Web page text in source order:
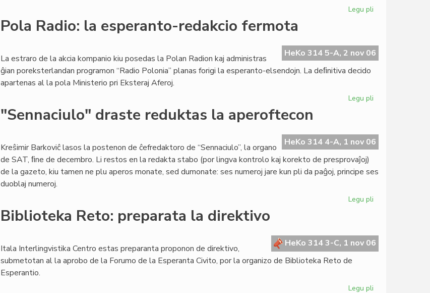
Legu pli
inaŭgura
sesio
Pola Radio: la esperanto-redakcio fermota
HeKo 314 5-A, 2 nov 06
La estraro de la akcia kompanio kiu posedas la Polan Radion kaj administras
ĝian poreksterlandan programon “Radio Polonia” planas forigi la esperanto-elsendojn. La deﬁnitiva decido
apartenas al la pola Ministerio pri Eksteraj Aferoj.
Legu pli
esperanto-
redakcio
"Sennaciulo" draste reduktas la aperoftecon
HeKo 314 4-A, 1 nov 06
Kreŝimir Barkoviĉ lasos la postenon de ĉefredaktoro de “Sennaciulo”, la organo
de SAT, ﬁne de decembro. Li restos en la redakta stabo (por lingva kontrolo kaj korekto de presprovaĵoj)
de la gazeto, kiu tamen ne plu aperos monate, sed dumonate: ses numeroj jare kun pli da paĝoj, principe ses
duoblaj numeroj.
Legu pli
la
aperoftecon
Biblioteka Reto: preparata la direktivo
HeKo 314 3-C, 1 nov 06
Itala Interlingvistika Centro estas preparanta proponon de direktivo,
submetotan al la aprobo de la Forumo de la Esperanta Civito, por la organizo de Biblioteka Reto de
Esperantio.
Legu pli